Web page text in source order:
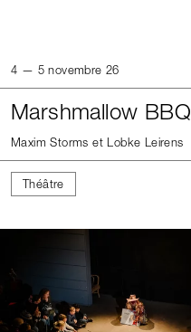
4 — 5 novembre 26
Marshmallow BBQ
Maxim Storms et Lobke Leirens
Théâtre